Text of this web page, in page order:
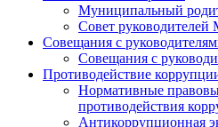
Муниципальный
Совет
Совещания с
Совещания с
Противодействие
Нормативные
противодействия
Антикоррупционная